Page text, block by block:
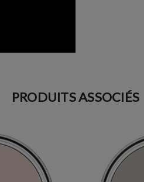
PRODUITS ASSOCIÉS